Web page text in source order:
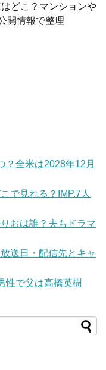
どこ？マンションや
開情報で整理
？全米は2028年12月
で見れる？IMP.7人
おは誰？夫もドラマ
送日・配信先とキャ
性で父は高橋英樹